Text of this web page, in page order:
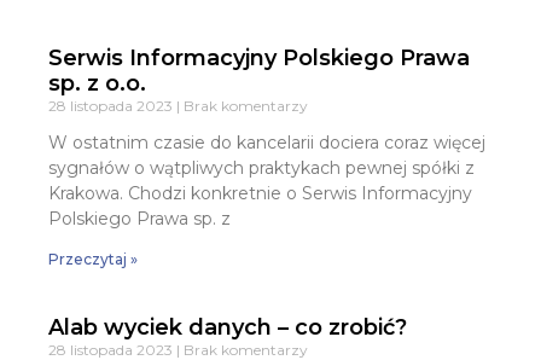
Serwis Informacyjny Polskiego Prawa
sp. z o.o.
28 listopada 2023 Brak komentarzy
W ostatnim czasie do kancelarii dociera coraz więcej
sygnałów o wątpliwych praktykach pewnej spółki z
Krakowa. Chodzi konkretnie o Serwis Informacyjny
Polskiego Prawa sp. z
Przeczytaj »
Alab wyciek danych – co zrobić?
28 listopada 2023 Brak komentarzy